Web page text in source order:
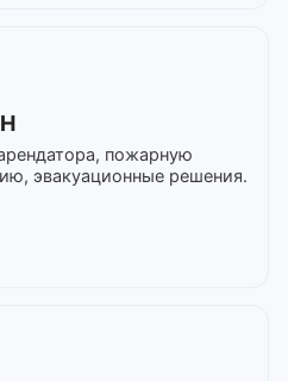
пожарную
эвакуационные решения.